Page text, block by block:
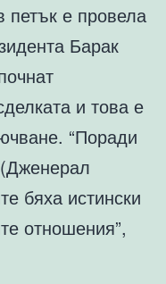
петък е провела
Барак
и това е
“Поради
бяха истински
отношения”,